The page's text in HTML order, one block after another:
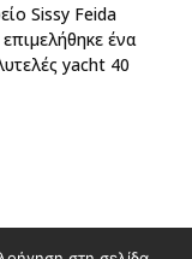
Sissy Feida
ένα
yacht 40